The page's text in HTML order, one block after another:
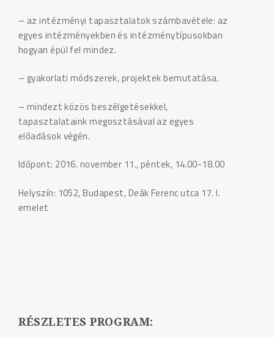
– az intézményi tapasztalatok számbavétele: az
egyes intézményekben és intézménytípusokban
hogyan épül fel mindez.
– gyakorlati módszerek, projektek bemutatása.
– mindezt közös beszélgetésekkel,
tapasztalataink megosztásával az egyes
előadások végén.
Időpont: 2016. november 11., péntek, 14.00-18.00
Helyszín: 1052, Budapest, Deák Ferenc utca 17. I.
emelet
RÉSZLETES PROGRAM: